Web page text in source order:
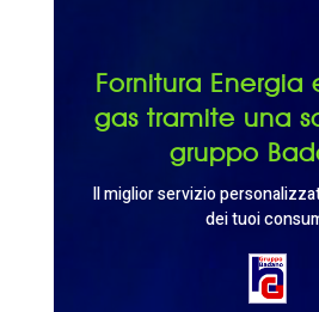
Fornitura Energia
gas tramite una
gruppo
Il miglior servizio
dei tuoi